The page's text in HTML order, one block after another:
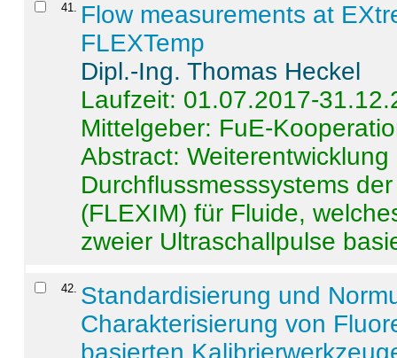
41. Flow measurements at
FLEXTemp
Dipl.-Ing. Thomas Heckel
Laufzeit: 01.07.2017-
Mittelgeber: FuE-
Abstract:
Durchflussmesssystems
(FLEXIM) für Fluide,
zweier Ultraschallpulse
42. Standardisierung und
Charakterisierung von
basierten